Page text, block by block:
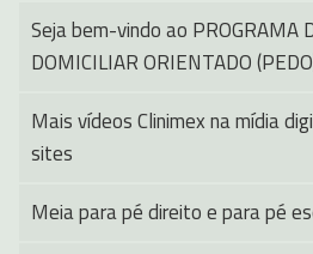
Seja bem-vindo ao PROGRAMA
DOMICILIAR ORIENTADO
Mais vídeos Clinimex na mídia
sites
Meia para pé direito e para pé